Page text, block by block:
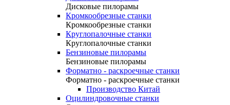
Дисковые пилорамы
Кромкообрезные станки
Кромкообрезные станки
Круглопалочные станки
Круглопалочные станки
Бензиновые пилорамы
Бензиновые пилорамы
Форматно - раскроечные станки
Форматно - раскроечные станки
Производство Китай
Оцилиндровочные станки